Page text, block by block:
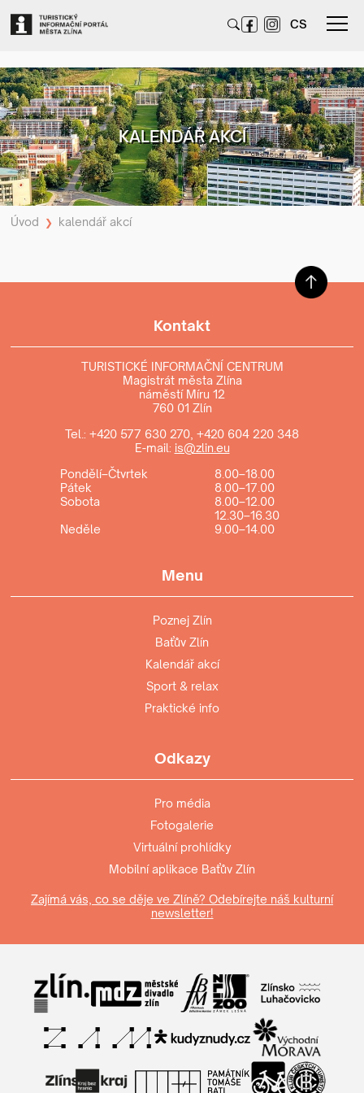
CS
KALENDÁŘ AKCÍ
Úvod ❯ kalendář akcí
Kontakt
TURISTICKÉ INFORMAČNÍ CENTRUM
Magistrát města Zlína
náměstí Míru 12
760 01 Zlín
Tel.: +420 577 630 270 +420 604 220 348
E-mail: is@zlin.eu
Pondělí–Čtvrtek
8.00–18.00
Pátek
8.00–17.00
Sobota
8.00–12.00
12.30–16.30
Neděle
9.00–14.00
Menu
Poznej Zlín
Baťův Zlín
Kalendář akcí
Sport & relax
Praktické info
Odkazy
Pro média
Fotogalerie
Virtuální prohlídky
Mobilní aplikace Baťův Zlín
Zajímá vás, co se děje ve Zlíně? Odebírejte náš kulturní
newsletter!